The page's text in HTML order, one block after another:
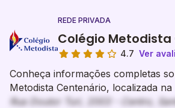
REDE PRIVADA
Colégio
4.7 Ver
Conheça informações completas
Metodista Centenário, localizada na
Rua Doutor Turi, 2003 - Centro,